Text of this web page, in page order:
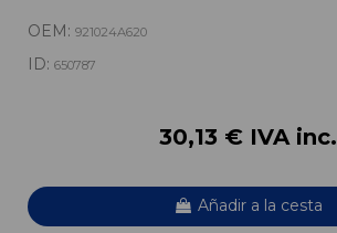
OEM: 921024A620
ID: 650787
30,13 € IVA inc.
Añadir a la cesta